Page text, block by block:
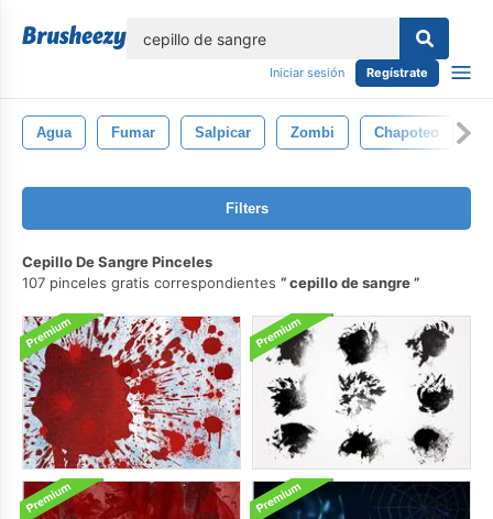
Iniciar sesión Regístrate
Agua Fumar Salpicar Zombi Chapoteo
Filters
Cepillo De Sangre Pinceles
107 pinceles gratis correspondientes
cepillo de sangre